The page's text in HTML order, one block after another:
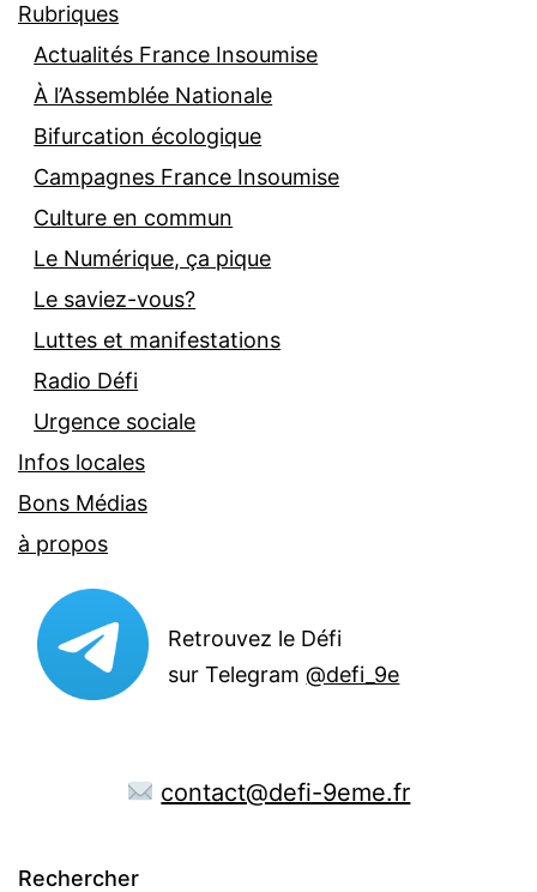
Rubriques
Actualités France Insoumise
À l’Assemblée Nationale
Bifurcation écologique
Campagnes France Insoumise
Culture en commun
Le Numérique, ça pique
Le saviez-vous?
Luttes et manifestations
Radio Défi
Urgence sociale
Infos locales
Bons Médias
à propos
Retrouvez le Défi
sur Telegram@defi_9e
contact@defi-9eme.fr
Rechercher